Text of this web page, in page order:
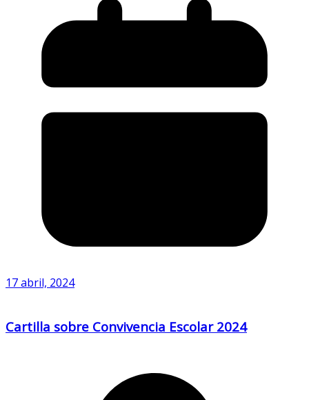
17 abril, 2024
Cartilla sobre Convivencia Escolar 2024